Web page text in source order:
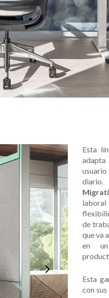
Esta
adapta
diario.
laboral
de
que va
en
Esta
con